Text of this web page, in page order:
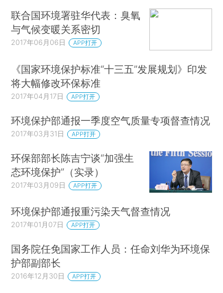
联合国环境署驻华代表：臭氧
与气候变暖关系密切
2017年06月06日 APP打开
《国家环境保护标准“十三五”发展规划》印发
将大幅修改环保标准
2017年04月17日 APP打开
环境保护部通报一季度空气质量专项督查情况
2017年03月31日 APP打开
环保部部长陈吉宁谈“加强生
态环境保护”（实录）
2017年03月09日 APP打开
环境保护部通报重污染天气督查情况
2017年01月07日 APP打开
国务院任免国家工作人员：任命刘华为环境保
护部副部长
2016年12月30日 APP打开